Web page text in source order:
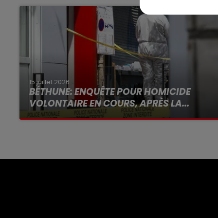
15 juillet 2026
BÉTHUNE: ENQUÊTE POUR HOMICIDE
VOLONTAIRE EN COURS, APRÈS LA...
Selon les premiers éléments, le logement